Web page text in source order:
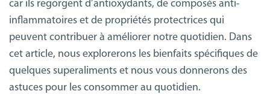
car ils regorgent d’antioxydants, de composés anti-
inflammatoires et de propriétés protectrices qui
peuvent contribuer à améliorer notre quotidien. Dans
cet article, nous explorerons les bienfaits spécifiques de
quelques superaliments et nous vous donnerons des
astuces pour les consommer au quotidien.